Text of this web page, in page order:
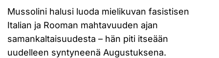
Mussolini halusi luoda mielikuvan fasistisen
Italian ja Rooman mahtavuuden ajan
samankaltaisuudesta – hän piti itseään
uudelleen syntyneenä Augustuksena.